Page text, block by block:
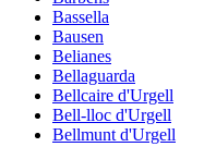
Bassella
Bausen
Belianes
Bellaguarda
Bellcaire d'Urgell
Bell-lloc d'Urgell
Bellmunt d'Urgell